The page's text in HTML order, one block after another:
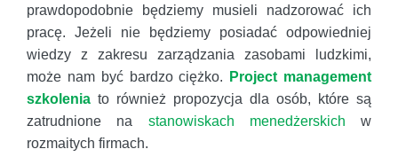
prawdopodobnie będziemy musieli nadzorować ich
pracę. Jeżeli nie będziemy posiadać odpowiedniej
wiedzy z zakresu zarządzania zasobami ludzkimi,
może nam być bardzo ciężko.
Project management
szkolenia to również propozycja dla osób, które są
zatrudnione na stanowiskach menedżerskich w
rozmaitych firmach.